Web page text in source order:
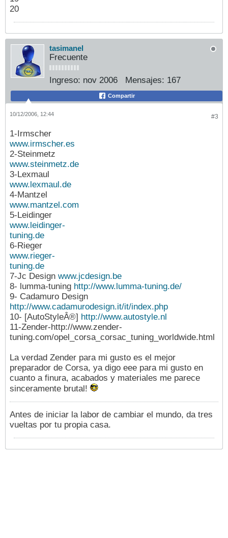
20
tasimanel
Frecuente
Ingreso: nov 2006 Mensajes: 167
Compartir
#3
10/12/2006, 12:44
1-Irmscher
www.irmscher.es
2-Steinmetz
www.steinmetz.de
3-Lexmaul
www.lexmaul.de
4-Mantzel
www.mantzel.com
5-Leidinger
www.leidinger-
tuning.de
6-Rieger
www.rieger-
tuning.de
7-Jc Design www.jcdesign.be
8- lumma-tuning http://www.lumma-tuning.de/
9- Cadamuro Design
http://www.cadamurodesign.it/it/index.php
10- [AutoStyleÂ®] http://www.autostyle.nl
11-Zender-http://www.zender-
tuning.com/opel_corsa_corsac_tuning_worldwide.html
La verdad Zender para mi gusto es el mejor
preparador de Corsa, ya digo eee para mi gusto en
cuanto a finura, acabados y materiales me parece
sinceramente brutal!
Antes de iniciar la labor de cambiar el mundo, da tres
vueltas por tu propia casa.